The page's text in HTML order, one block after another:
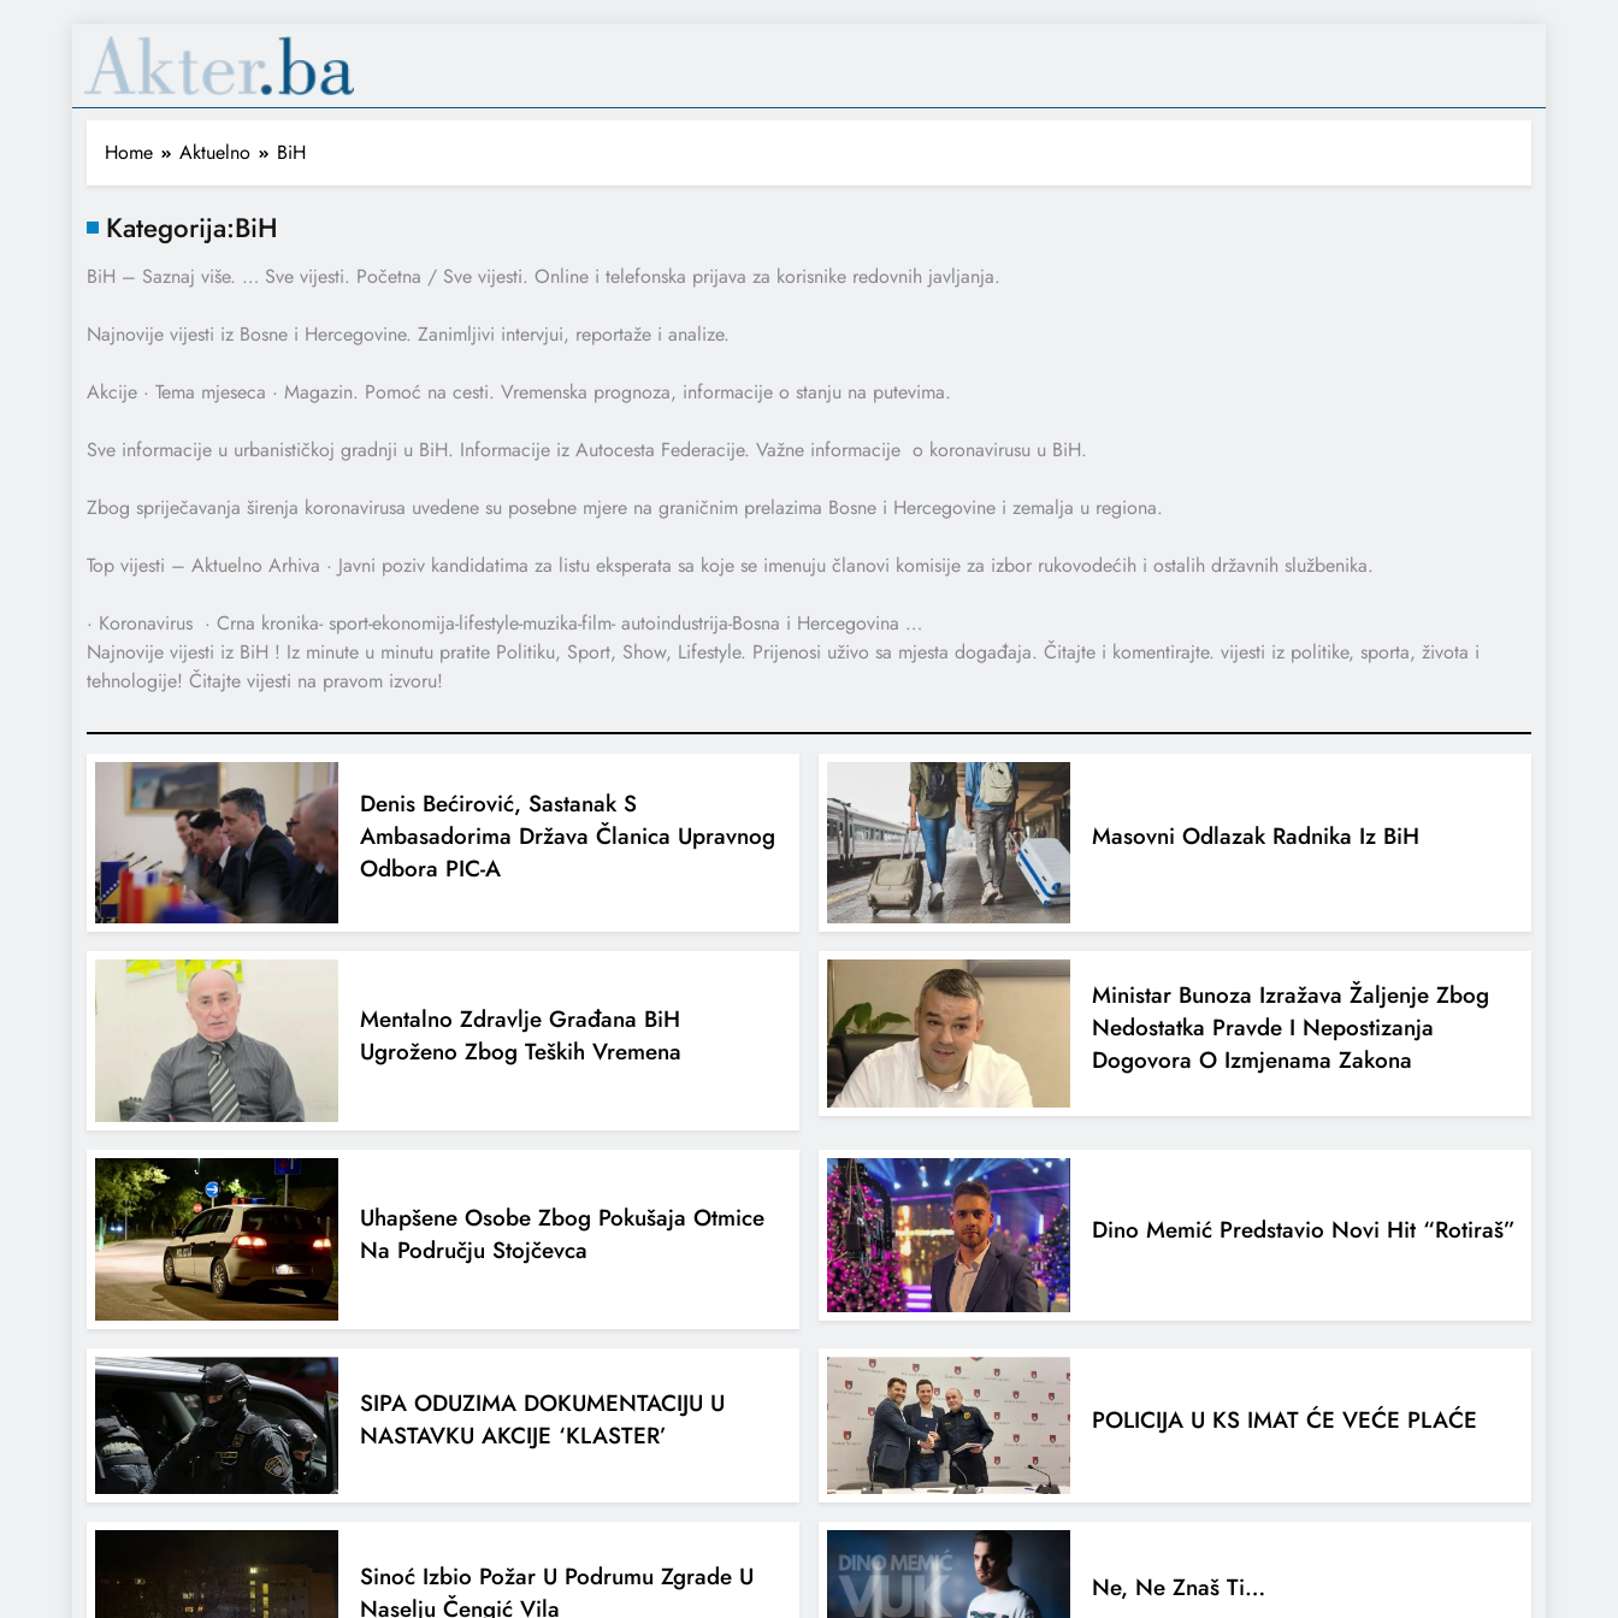
Home Aktuelno BiH
Kategorija:BiH
BiH – Saznaj više. … Sve vijesti. Početna / Sve vijesti. Online i telefonska prijava za korisnike redovnih javljanja.
Najnovije vijesti iz Bosne i Hercegovine. Zanimljivi intervjui, reportaže i analize.
Akcije · Tema mjeseca · Magazin. Pomoć na cesti. Vremenska prognoza, informacije o stanju na putevima.
Sve informacije u urbanističkoj gradnji u BiH. Informacije iz Autocesta Federacije. Važne informacije o koronavirusu u BiH.
Zbog spriječavanja širenja koronavirusa uvedene su posebne mjere na graničnim prelazima Bosne i Hercegovine i zemalja u regiona.
Top vijesti – Aktuelno Arhiva · Javni poziv kandidatima za listu eksperata sa koje se imenuju članovi komisije za izbor rukovodećih i ostalih državnih službenika.
· Koronavirus · Crna kronika- sport-ekonomija-lifestyle-muzika-film- autoindustrija-Bosna i Hercegovina …
Najnovije vijesti iz BiH ! Iz minute u minutu pratite Politiku, Sport, Show, Lifestyle. Prijenosi uživo sa mjesta događaja. Čitajte i komentirajte. vijesti iz politike, sporta, života i
tehnologije! Čitajte vijesti na pravom izvoru!
Denis Bećirović, Sastanak S
Ambasadorima Država Članica Upravnog
Odbora PIC-A
Masovni Odlazak Radnika Iz BiH
Mentalno Zdravlje Građana BiH
Ugroženo Zbog Teških Vremena
Ministar Bunoza Izražava Žaljenje Zbog
Nedostatka Pravde I Nepostizanja
Dogovora O Izmjenama Zakona
Uhapšene Osobe Zbog Pokušaja Otmice
Na Području Stojčevca
Dino Memić Predstavio Novi Hit “Rotiraš”
SIPA ODUZIMA DOKUMENTACIJU U
NASTAVKU AKCIJE ‘KLASTER’
POLICIJA U KS IMAT ĆE VEĆE PLAĆE
Sinoć Izbio Požar U Podrumu Zgrade U
Naselju Čengić Vila
Ne, Ne Znaš Ti…